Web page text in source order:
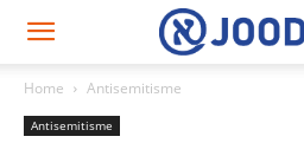
Home Antisemitisme
Antisemitisme